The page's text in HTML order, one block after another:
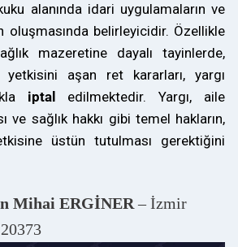
alanında idari uygulamaların ve
oluşmasında belirleyicidir. Özellikle
mazeretine dayalı tayinlerde,
aşan ret kararları, yargı
iptal edilmektedir. Yargı, aile
ve sağlık hakkı gibi temel hakların,
üstün tutulması gerektiğini
Mihai ERGİNER – İzmir